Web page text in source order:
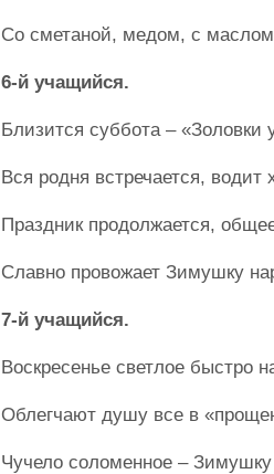
Со сметаной, медом, с
6-й учащийся.
Близится суббота – «Золовки
Вся родня встречается, водит
Праздник продолжается,
Славно провожает Зимушку
7-й учащийся.
Воскресенье светлое быстро
Облегчают душу все в
Чучело соломенное –